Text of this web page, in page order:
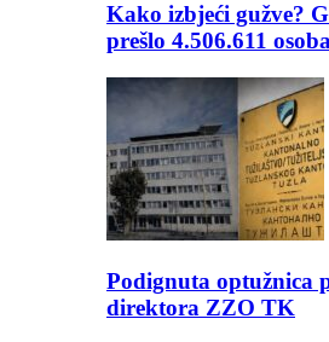
Kako izbjeći gužve?
prešlo 4.506.611
Podignuta optužnica
direktora ZZO TK